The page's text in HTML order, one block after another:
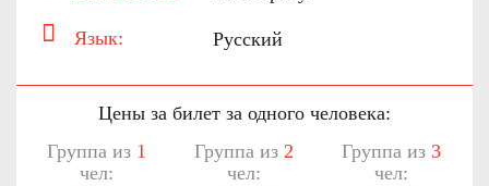
Язык: Русский
Цены за билет за одного человека:
Группа из 1
чел:
Группа из2
чел:
Группа из3
чел: